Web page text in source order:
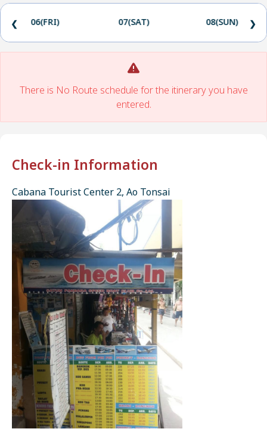
06(FRI) 07(SAT) 08(SUN)
❮ ❯
There is No Route schedule for the itinerary you have
entered.
Check-in Information
Cabana Tourist Center 2, Ao Tonsai